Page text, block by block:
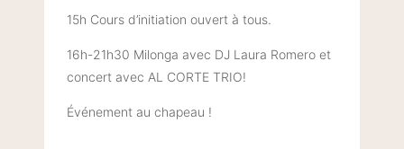
15h Cours d’initiation ouvert à tous.
16h-21h30 Milonga avec DJ Laura Romero et
concert avec AL CORTE TRIO!
Événement au chapeau !